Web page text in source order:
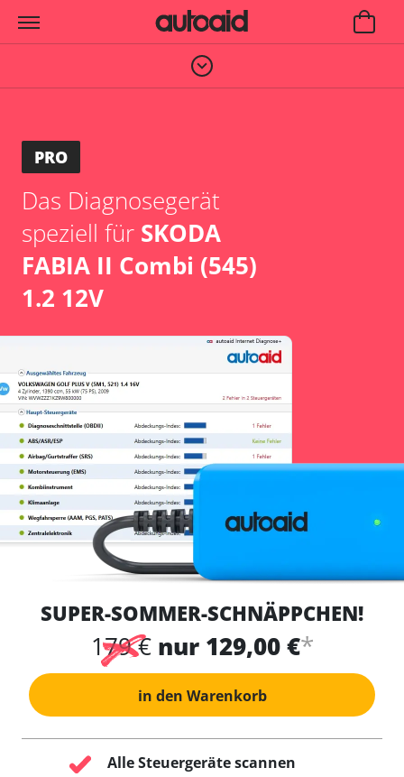
PRO
Das Diagnosegerät
speziell für SKODA
FABIA II Combi (545)
1.2 12V
SUPER-SOMMER-SCHNÄPPCHEN!
179 € nur 129,00 €*
in den Warenkorb
Alle Steuergeräte scannen